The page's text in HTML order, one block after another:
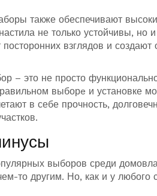
также обеспечивают
не только устойчивы, но
взглядов и
– это не просто
выборe и установке
в себе прочность,
выборов среди
то другим. Но, как и у любого